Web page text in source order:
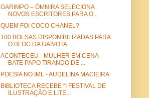
GARIMPO – ÒMNIRA SELECIONA
NOVOS ESCRITORES PARA O...
QUEM FOI COCO CHANEL?
100 BOLSAS DISPONIBILIZADAS PARA
O BLOG DA GAIVOTA...
ACONTECEU - MULHER EM CENA -
BATE PAPO TIRANDO DE ...
POESIA NO IML - AUDELINA MACIEIRA
BIBLIOTECA RECEBE “I FESTIVAL DE
ILUSTRAÇÃO E LITE...